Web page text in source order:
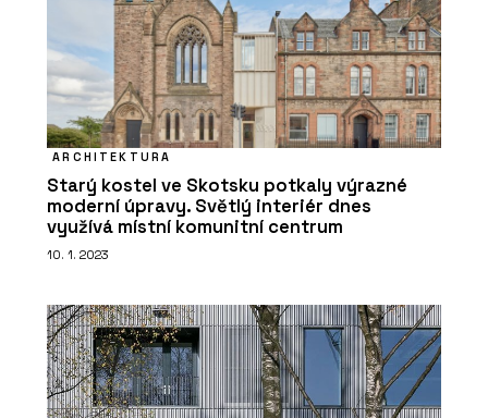
ARCHITEKTURA
Starý kostel ve Skotsku potkaly výrazné
moderní úpravy. Světlý interiér dnes
využívá místní komunitní centrum
10. 1. 2023